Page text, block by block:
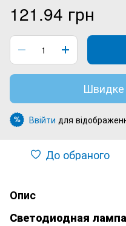
121.94 грн
Швидке
% Ввійти для
До обраного
Опис
Светодиодная